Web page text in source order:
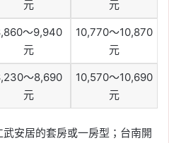
元
元
～9,940
元
10,770～10,870
元
～8,690
元
10,570～10,690
元
安居的套房或一房型；台南開